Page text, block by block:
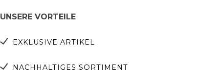
UNSERE VORTEILE
EXKLUSIVE ARTIKEL
NACHHALTIGES SORTIMENT